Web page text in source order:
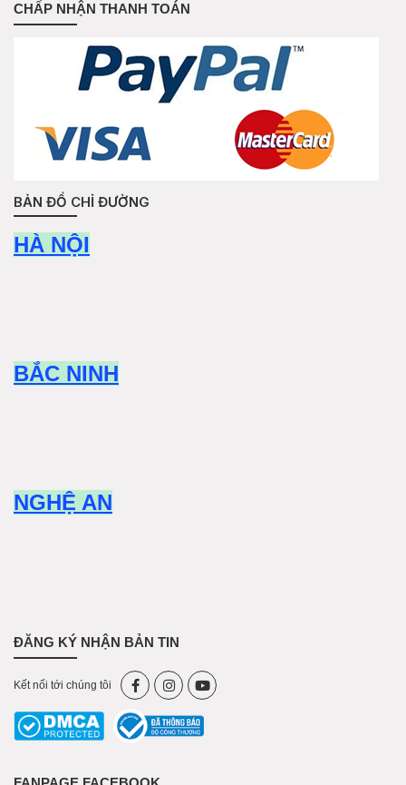
CHẤP NHẬN THANH TOÁN
BẢN ĐỒ CHỈ ĐƯỜNG
HÀ NỘI
BẮC NINH
NGHỆ AN
ĐĂNG KÝ NHẬN BẢN TIN
Kết nối tới chúng tôi